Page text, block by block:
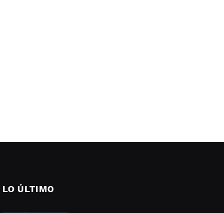
LO ÚLTIMO